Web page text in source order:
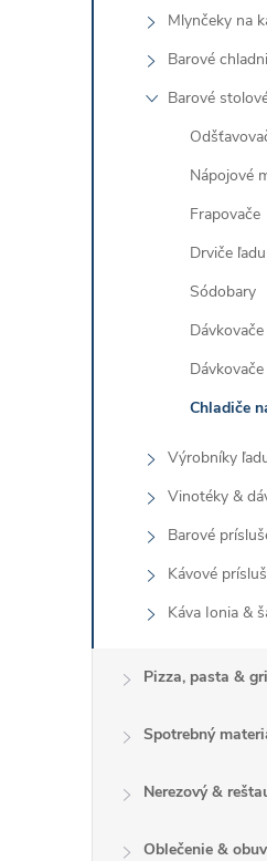
Mlynčeky na
Barové
Barové
Nápojové
Frapovače
Drviče ľadu
Sódobary
Chladiče
Výrobníky
Vinotéky &
Barové
Kávové
Káva Ionia &
Pizza, pasta &
Spotrebný
Nerezový &
Oblečenie & obuv